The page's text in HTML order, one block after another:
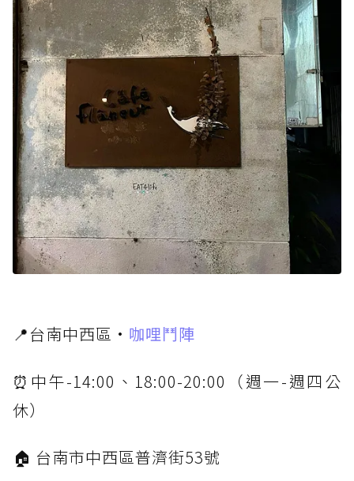
📍台南中西區· 咖哩鬥陣
⏰中午-14:00、18:00-20:00（週一-週四公
休）
🏠 台南市中西區普濟街53號